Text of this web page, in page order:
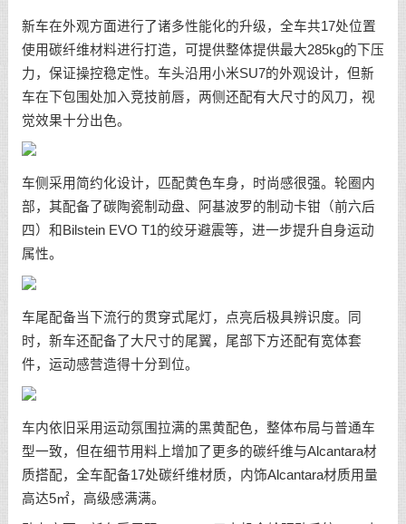
新车在外观方面进行了诸多性能化的升级，全车共17处位置
使用碳纤维材料进行打造，可提供整体提供最大285kg的下压
力，保证操控稳定性。车头沿用小米SU7的外观设计，但新
车在下包围处加入竞技前唇，两侧还配有大尺寸的风刀，视
觉效果十分出色。
车侧采用简约化设计，匹配黄色车身，时尚感很强。轮圈内
部，其配备了碳陶瓷制动盘、阿基波罗的制动卡钳（前六后
四）和Bilstein EVO T1的绞牙避震等，进一步提升自身运动
属性。
车尾配备当下流行的贯穿式尾灯，点亮后极具辨识度。同
时，新车还配备了大尺寸的尾翼，尾部下方还配有宽体套
件，运动感营造得十分到位。
车内依旧采用运动氛围拉满的黑黄配色，整体布局与普通车
型一致，但在细节用料上增加了更多的碳纤维与Alcantara材
质搭配，全车配备17处碳纤维材质，内饰Alcantara材质用量
高达5㎡，高级感满满。